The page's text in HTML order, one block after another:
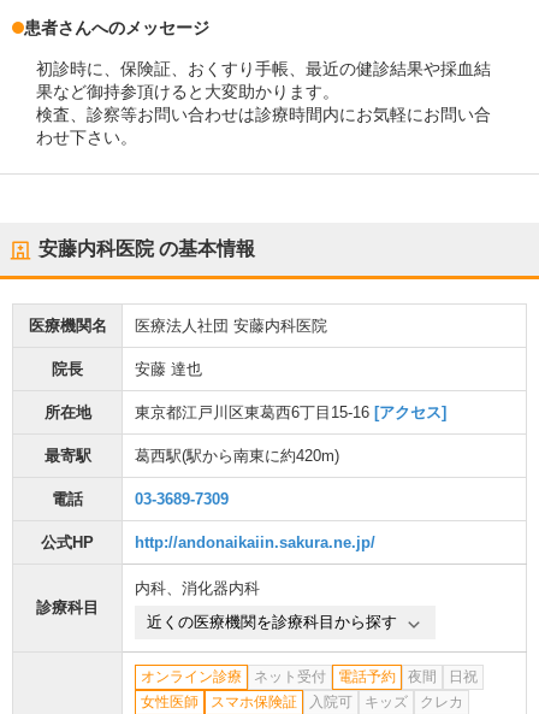
患者さんへのメッセージ
初診時に、保険証、おくすり手帳、最近の健診結果や採血結
果など御持参頂けると大変助かります。
検査、診察等お問い合わせは診療時間内にお気軽にお問い合
わせ下さい。
安藤内科医院の基本情報
医療機関名 医療法人社団 安藤内科医院
院長 安藤 達也
所在地 東京都江戸川区東葛西6丁目15-16 [アクセス]
最寄駅 葛西駅(駅から南東に約420m)
電話 03-3689-7309
公式HP http://andonaikaiin.sakura.ne.jp/
診療科目
内科、 消化器内科
近くの医療機関を診療科目から探す
オンライン診療 ネット受付 電話予約 夜間
日祝
女性医師
スマホ保険証 入院可 キッズ
クレカ